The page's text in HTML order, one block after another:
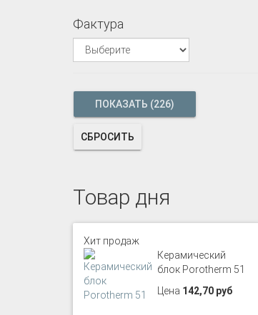
Фактура
СБРОСИТЬ
Товар дня
Хит продаж
Керамический
блок Porotherm 51
Цена 142,70 руб